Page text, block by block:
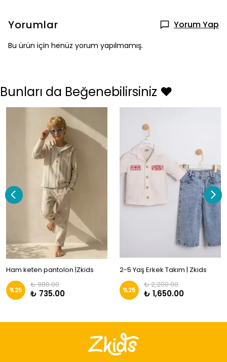
Yorumlar Yorum Yap
Bu ürün için henüz yorum yapılmamış.
Bunları da Beğenebilirsiniz ❤️
Ham keten pantolon |Zkids
%25
₺ 980.00
₺ 735.00
2-5 Yaş Erkek Takım | Zkids
%25
₺ 2,200.00
₺ 1,650.00